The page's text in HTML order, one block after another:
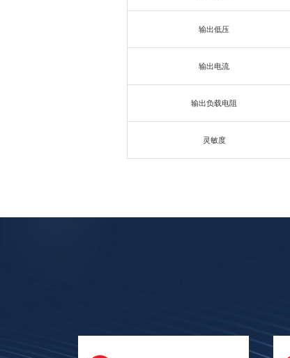
输出低压
输出电流
输出负载电阻
灵敏度